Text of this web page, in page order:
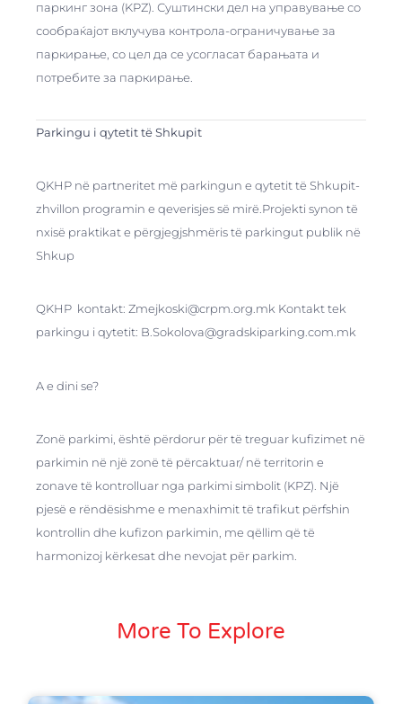
паркинг зона (KPZ). Суштински дел на управување со
сообраќајот вклучува контрола-ограничување за
паркирање, со цел да се усогласат барањата и
потребите за паркирање.
Parkingu i qytetit të Shkupit
QKHP në partneritet më parkingun e qytetit të Shkupit-
zhvillon programin e qeverisjes së mirë.Projekti synon të
nxisë praktikat e përgjegjshmëris të parkingut publik në
Shkup
QKHP kontakt: Zmejkoski@crpm.org.mk Kontakt tek
parkingu i qytetit: B.Sokolova@gradskiparking.com.mk
A e dini se?
Zonë parkimi, është përdorur për të treguar kufizimet në
parkimin në një zonë të përcaktuar/ në territorin e
zonave të kontrolluar nga parkimi simbolit (KPZ). Një
pjesë e rëndësishme e menaxhimit të trafikut përfshin
kontrollin dhe kufizon parkimin, me qëllim që të
harmonizoj kërkesat dhe nevojat për parkim.
More To Explore